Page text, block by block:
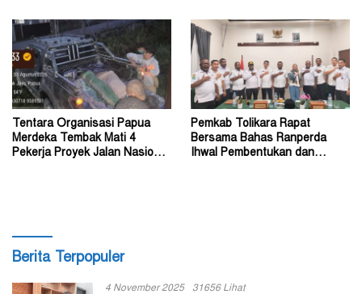
Tentara Organisasi Papua
Merdeka Tembak Mati 4
Pekerja Proyek Jalan Nasional
Pemkab Tolikara Rapat
Bersama Bahas Ranperda
Ihwal Pembentukan dan
Berita Terpopuler
4 November 2025 31656 Lihat